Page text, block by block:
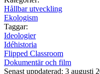
Hållbar utveckling
Ekologism
Taggar:
Ideologier
Idéhistoria
Flipped Classroom
Dokumentär och film
Senast uppdaterad: 3 augusti